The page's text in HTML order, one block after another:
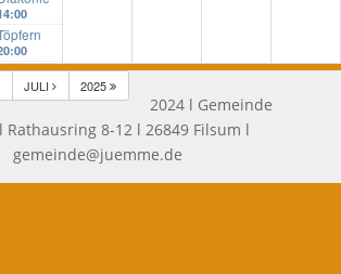
JULI 2025
2024 l Gemeinde
Rathausring 8-12 l 26849 Filsum l
gemeinde@juemme.de